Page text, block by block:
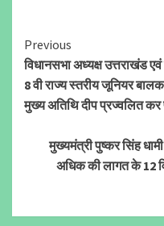
Continue
Reading
Previous
विधानसभा अध्यक्ष उत्तराखंड
8 वी राज्य स्तरीय जूनियर
मुख्य अतिथि दीप प्रज्वलित कर
मुख्यमंत्री पुष्कर सिंह
अधिक की लागत के 12